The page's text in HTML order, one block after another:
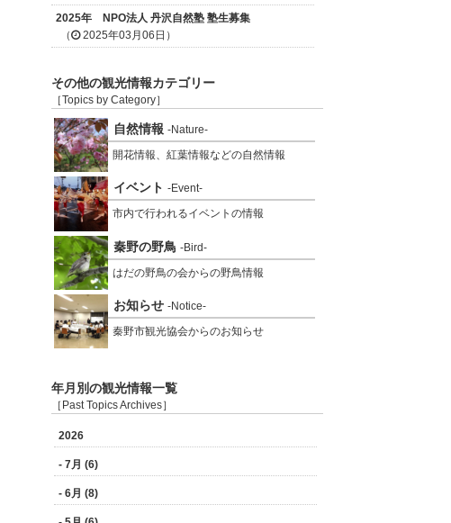
2025年 NPO法人 丹沢自然塾 塾生募集
（
2025年03月06日）
その他の観光情報カテゴリー
［Topics by Category］
自然情報-Nature-
開花情報、紅葉情報などの自然情報
イベント-Event-
市内で行われるイベントの情報
秦野の野鳥-Bird-
はだの野鳥の会からの野鳥情報
お知らせ-Notice-
秦野市観光協会からのお知らせ
年月別の観光情報一覧
［Past Topics Archives］
2026
- 7月 (6)
- 6月 (8)